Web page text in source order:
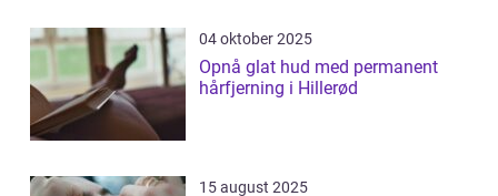
04 oktober 2025
Opnå glat hud med permanent
hårfjerning i Hillerød
15 august 2025